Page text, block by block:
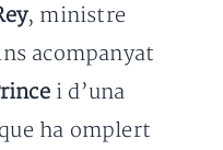
, ministre
acompanyat
i d’una
ha omplert